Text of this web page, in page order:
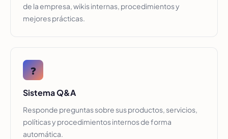
de la empresa, wikis internas, procedimientos y
mejores prácticas.
❓
Sistema Q&A
Responde preguntas sobre sus productos, servicios,
políticas y procedimientos internos de forma
automática.